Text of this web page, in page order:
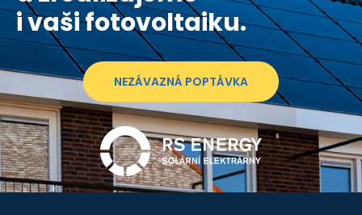
i vaši fotovoltaiku.
NEZÁVAZNÁ POPTÁVKA